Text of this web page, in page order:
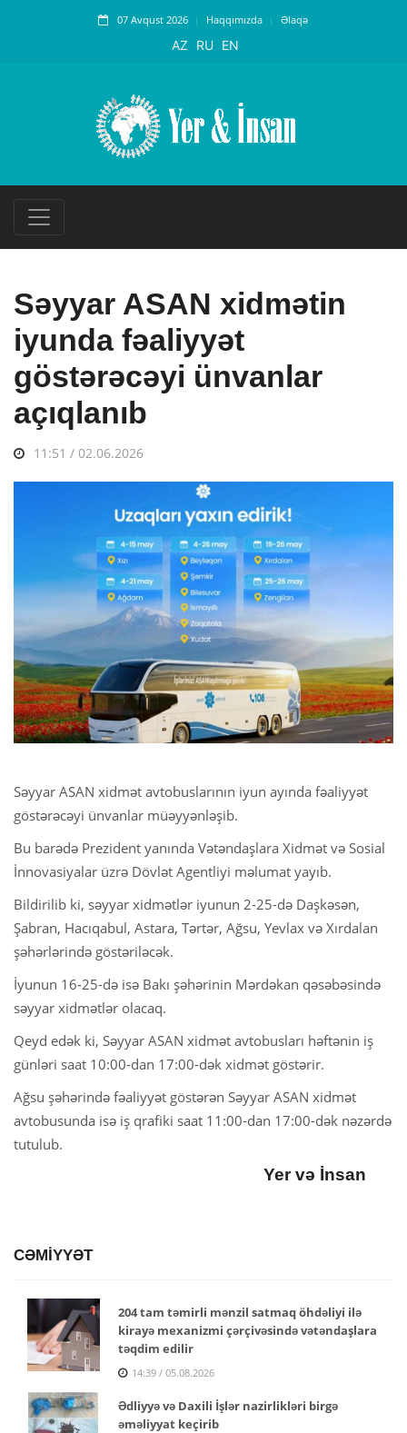
07 Avqust 2026 Haqqımızda Əlaqə
AZ RU EN
Səyyar ASAN xidmətin
iyunda fəaliyyət
göstərəcəyi ünvanlar
açıqlanıb
11:51 / 02.06.2026
Səyyar ASAN xidmət avtobuslarının iyun ayında fəaliyyət
göstərəcəyi ünvanlar müəyyənləşib.
Bu barədə Prezident yanında Vətəndaşlara Xidmət və Sosial
İnnovasiyalar üzrə Dövlət Agentliyi məlumat yayıb.
Bildirilib ki, səyyar xidmətlər iyunun 2-25-də Daşkəsən,
Şabran, Hacıqabul, Astara, Tərtər, Ağsu, Yevlax və Xırdalan
şəhərlərində göstəriləcək.
İyunun 16-25-də isə Bakı şəhərinin Mərdəkan qəsəbəsində
səyyar xidmətlər olacaq.
Qeyd edək ki, Səyyar ASAN xidmət avtobusları həftənin iş
günləri saat 10:00-dan 17:00-dək xidmət göstərir.
Ağsu şəhərində fəaliyyət göstərən Səyyar ASAN xidmət
avtobusunda isə iş qrafiki saat 11:00-dan 17:00-dək nəzərdə
tutulub.
Yer və İnsan
CƏMİYYƏT
204 tam təmirli mənzil satmaq öhdəliyi ilə
kirayə mexanizmi çərçivəsində vətəndaşlara
təqdim edilir
14:39 / 05.08.2026
Ədliyyə və Daxili İşlər nazirlikləri birgə
əməliyyat keçirib